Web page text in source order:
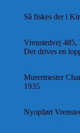
Så fiskes der i
Vrenstedvej
Der drives en
Murermester
1935
Nyopført